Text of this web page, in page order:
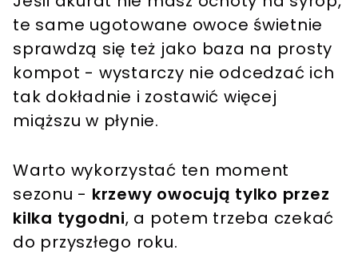
te same ugotowane owoce świetnie
sprawdzą się też jako baza na prosty
kompot - wystarczy nie odcedzać ich
tak dokładnie i zostawić więcej
miąższu w płynie.
Warto wykorzystać ten moment
sezonu - krzewy owocują tylko przez
kilka tygodni, a potem trzeba czekać
do przyszłego roku.